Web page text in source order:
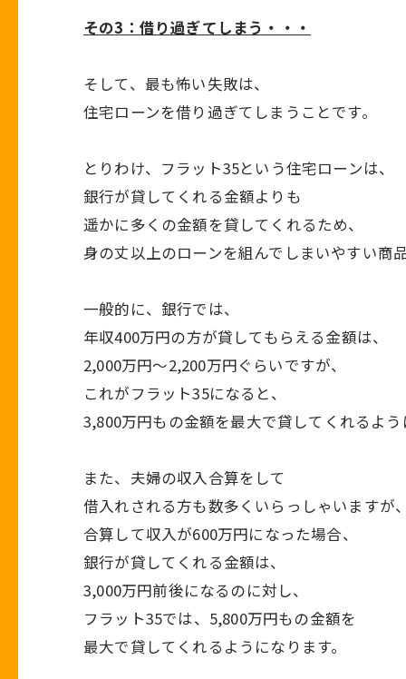
その3 ：借り過ぎてしまう・・・
そして、最も怖い失敗は、
住宅ローンを借り過ぎてしまうことです。
とりわけ、フラット35という住宅ローンは、
銀行が貸してくれる金額よりも
遥かに多くの金額を貸してくれるため、
身の丈以上のローンを組んでしまいやすい商
一般的に、銀行では、
年収400万円の方が貸してもらえる金額は、
2,000万円〜2,200万円ぐらいですが、
これがフラット35になると、
3,800万円もの金額を最大で貸してくれるよう
また、夫婦の収入合算をして
借入れされる方も数多くいらっしゃいますが、
合算して収入が600万円になった場合、
銀行が貸してくれる金額は、
3,000万円前後になるのに対し、
フラット35では、 5,800万円もの金額を
最大で貸してくれるようになります。